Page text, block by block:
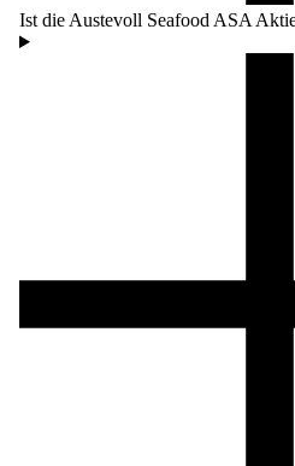
Ist die Austevoll Seafood ASA